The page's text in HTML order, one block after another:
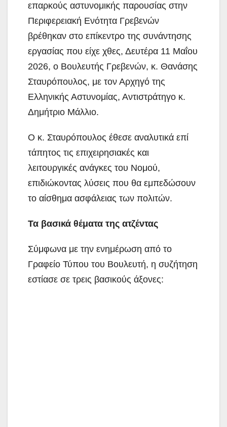
επαρκούς αστυνομικής παρουσίας στην
Περιφερειακή Ενότητα Γρεβενών
βρέθηκαν στο επίκεντρο της συνάντησης
εργασίας που είχε χθες, Δευτέρα 11 Μαΐου
2026, ο Βουλευτής Γρεβενών, κ. Θανάσης
Σταυρόπουλος, με τον Αρχηγό της
Ελληνικής Αστυνομίας, Αντιστράτηγο κ.
Δημήτριο Μάλλιο.
Ο κ. Σταυρόπουλος έθεσε αναλυτικά επί
τάπητος τις επιχειρησιακές και
λειτουργικές ανάγκες του Νομού,
επιδιώκοντας λύσεις που θα εμπεδώσουν
το αίσθημα ασφάλειας των πολιτών.
Τα βασικά θέματα της ατζέντας
Σύμφωνα με την ενημέρωση από το
Γραφείο Τύπου του Βουλευτή, η συζήτηση
εστίασε σε τρεις βασικούς άξονες: